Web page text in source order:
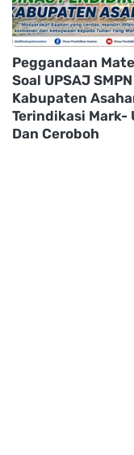
Peggandaan
Soal UPSAJ SMPN
Kabupaten
Terindikasi Mark-
Dan Ceroboh